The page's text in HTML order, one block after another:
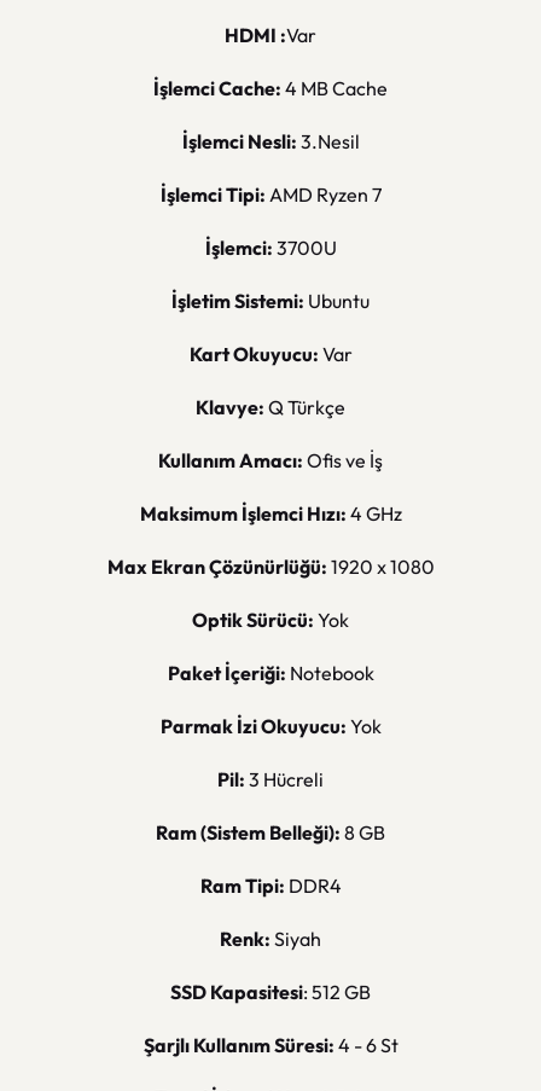
HDMI :Var
İşlemci Cache: 4 MB Cache
İşlemci Nesli: 3.Nesil
İşlemci Tipi: AMD Ryzen 7
İşlemci: 3700U
İşletim Sistemi: Ubuntu
Kart Okuyucu: Var
Klavye: Q Türkçe
Kullanım Amacı: Ofis ve İş
Maksimum İşlemci Hızı: 4 GHz
Max Ekran Çözünürlüğü: 1920 x 1080
Optik Sürücü: Yok
Paket İçeriği: Notebook
Parmak İzi Okuyucu: Yok
Pil: 3 Hücreli
Ram (Sistem Belleği): 8 GB
Ram Tipi: DDR4
Renk: Siyah
SSD Kapasitesi: 512 GB
Şarjlı Kullanım Süresi: 4 - 6 St